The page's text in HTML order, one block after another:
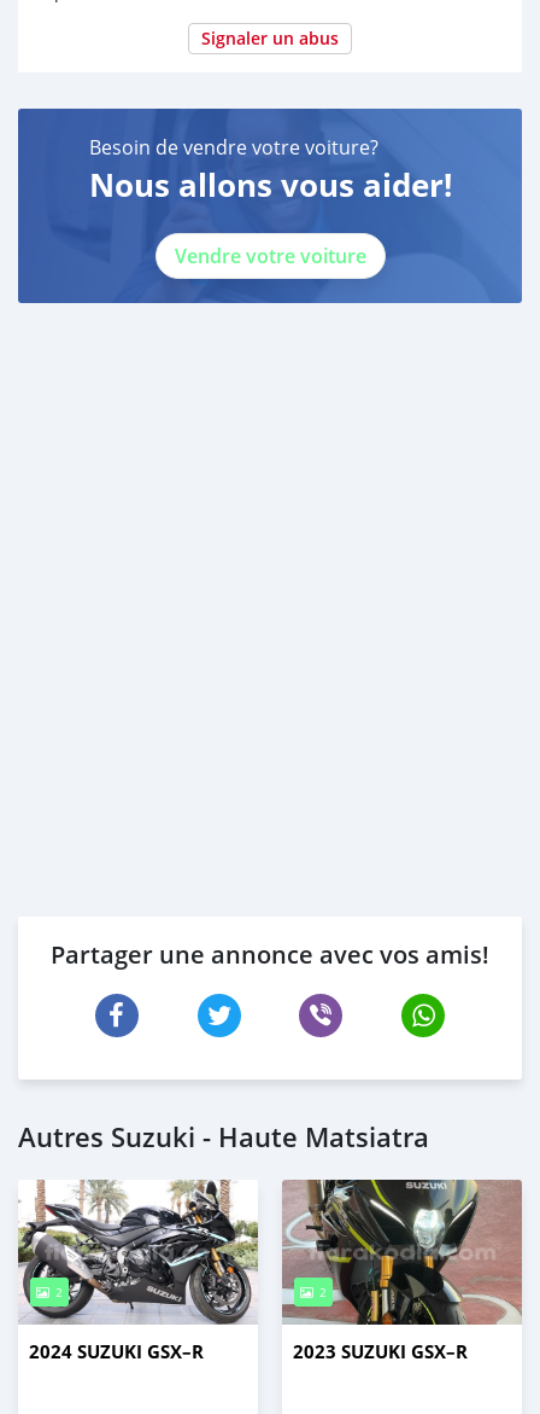
Signaler un abus
Besoin de vendre votre voiture?
Nous allons vous aider!
Vendre votre voiture
Partager une annonce avec vos amis!
Autres Suzuki - Haute Matsiatra
2
2024 SUZUKI GSX–R
2
2023 SUZUKI GSX–R